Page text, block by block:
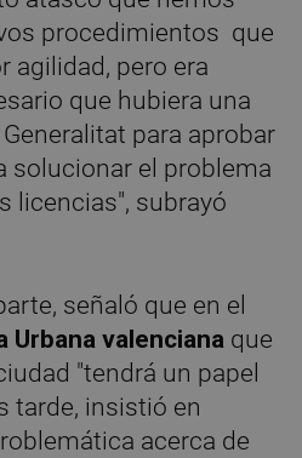
procedimientos que
agilidad, pero era
que hubiera una
para aprobar
solucionar el problema
licencias", subrayó
señaló que en el
Urbana valenciana que
"tendrá un papel
tarde, insistió en
acerca de